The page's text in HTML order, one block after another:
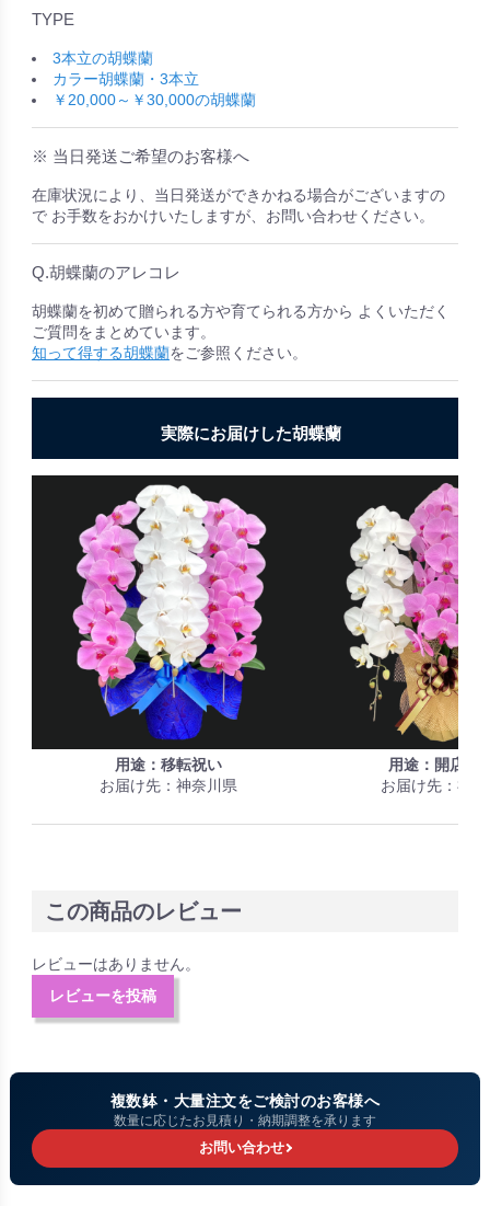
TYPE
3本立の胡蝶蘭
カラー胡蝶蘭・3本立
￥20,000～￥30,000の胡蝶蘭
※ 当日発送ご希望のお客様へ
在庫状況により、当日発送ができかねる場合がございますの
で お手数をおかけいたしますが、お問い合わせください。
Q.胡蝶蘭のアレコレ
胡蝶蘭を初めて贈られる方や育てられる方から よくいただく
ご質問をまとめています。
知って得する胡蝶蘭をご参照ください。
実際にお届けした胡蝶蘭
用途：移転祝い
お届け先：神奈川県
用途：開店祝
お届け先：福
この商品のレビュー
レビューはありません。
レビューを投稿
複数鉢・大量注文をご検討のお客様へ
数量に応じたお見積り・納期調整を承ります
お問い合わせ